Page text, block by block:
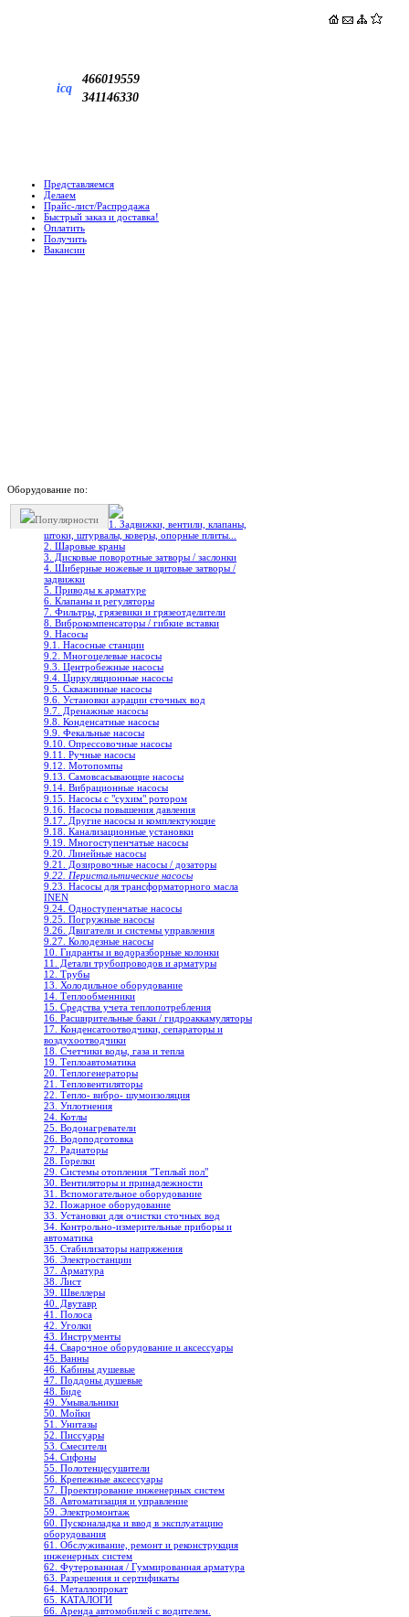
icq
466019559
341146330
Представляемся
Делаем
Прайс-лист/Распродажа
Быстрый заказ и доставка!
Оплатить
Получить
Вакансии
Оборудование по:
Популярности
1. Задвижки, вентили, клапаны,
штоки, штурвалы, коверы, опорные плиты...
2. Шаровые краны
3. Дисковые поворотные затворы / заслонки
4. Шиберные ножевые и щитовые затворы /
задвижки
5. Приводы к арматуре
6. Клапаны и регуляторы
7. Фильтры, грязевики и грязеотделители
8. Виброкомпенсаторы / гибкие вставки
9. Насосы
9.1. Насосные станции
9.2. Многоцелевые насосы
9.3. Центробежные насосы
9.4. Циркуляционные насосы
9.5. Скважинные насосы
9.6. Установки аэрации сточных вод
9.7. Дренажные насосы
9.8. Конденсатные насосы
9.9. Фекальные насосы
9.10. Опрессовочные насосы
9.11. Ручные насосы
9.12. Мотопомпы
9.13. Самовсасывающие насосы
9.14. Вибрационные насосы
9.15. Насосы с "сухим" ротором
9.16. Насосы повышения давления
9.17. Другие насосы и комплектующие
9.18. Канализационные установки
9.19. Многоступенчатые насосы
9.20. Линейные насосы
9.21. Дозировочные насосы / дозаторы
9.22. Перистальтические насосы
9.23. Насосы для трансформаторного масла
INEN
9.24. Одноступенчатые насосы
9.25. Погружные насосы
9.26. Двигатели и системы управления
9.27. Колодезные насосы
10. Гидранты и водоразборные колонки
11. Детали трубопроводов и арматуры
12. Трубы
13. Холодильное oборудование
14. Теплообменники
15. Средства учета теплопотребления
16. Расширительные баки / гидроаккамуляторы
17. Конденсатоотводчики, сепараторы и
воздухоотводчики
18. Счетчики воды, газа и тепла
19. Теплоавтоматика
20. Теплогенераторы
21. Тепловентиляторы
22. Тепло- вибро- шумоизоляция
23. Уплотнения
24. Котлы
25. Водонагреватели
26. Водоподготовка
27. Радиаторы
28. Горелки
29. Системы отопления "Теплый пол"
30. Вентиляторы и принадлежности
31. Вспомогательное оборудование
32. Пожарное оборудование
33. Установки для очистки сточных вод
34. Контрольно-измерительные приборы и
автоматика
35. Стабилизаторы напряжения
36. Электростанции
37. Арматура
38. Лист
39. Швеллеры
40. Двутавр
41. Полоса
42. Уголки
43. Инструменты
44. Сварочное оборудование и аксессуары
45. Ванны
46. Кабины душевые
47. Поддоны душевые
48. Биде
49. Умывальники
50. Мойки
51. Унитазы
52. Писсуары
53. Смесители
54. Сифоны
55. Полотенцесушители
56. Крепежные аксессуары
57. Проектирование инженерных систем
58. Автоматизация и управление
59. Электромонтаж
60. Пусконаладка и ввод в эксплуатацию
оборудования
61. Обслуживание, ремонт и реконструкция
инженерных систем
62. Футерованная / Гуммированная арматура
63. Разрешения и сертификаты
64. Металлопрокат
65. КАТАЛОГИ
66. Аренда автомобилей с водителем.